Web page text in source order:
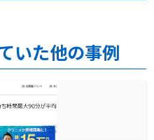
いた他の事例